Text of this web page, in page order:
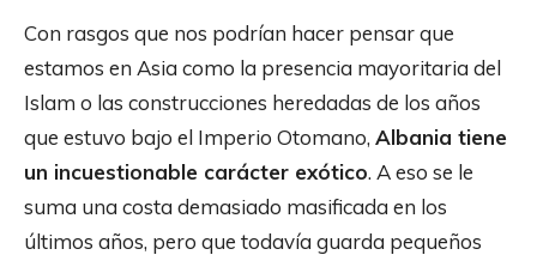
Con rasgos que nos podrían hacer pensar que
estamos en Asia como la presencia mayoritaria del
Islam o las construcciones heredadas de los años
que estuvo bajo el Imperio Otomano, Albania tiene
un incuestionable carácter exótico. A eso se le
suma una costa demasiado masificada en los
últimos años, pero que todavía guarda pequeños